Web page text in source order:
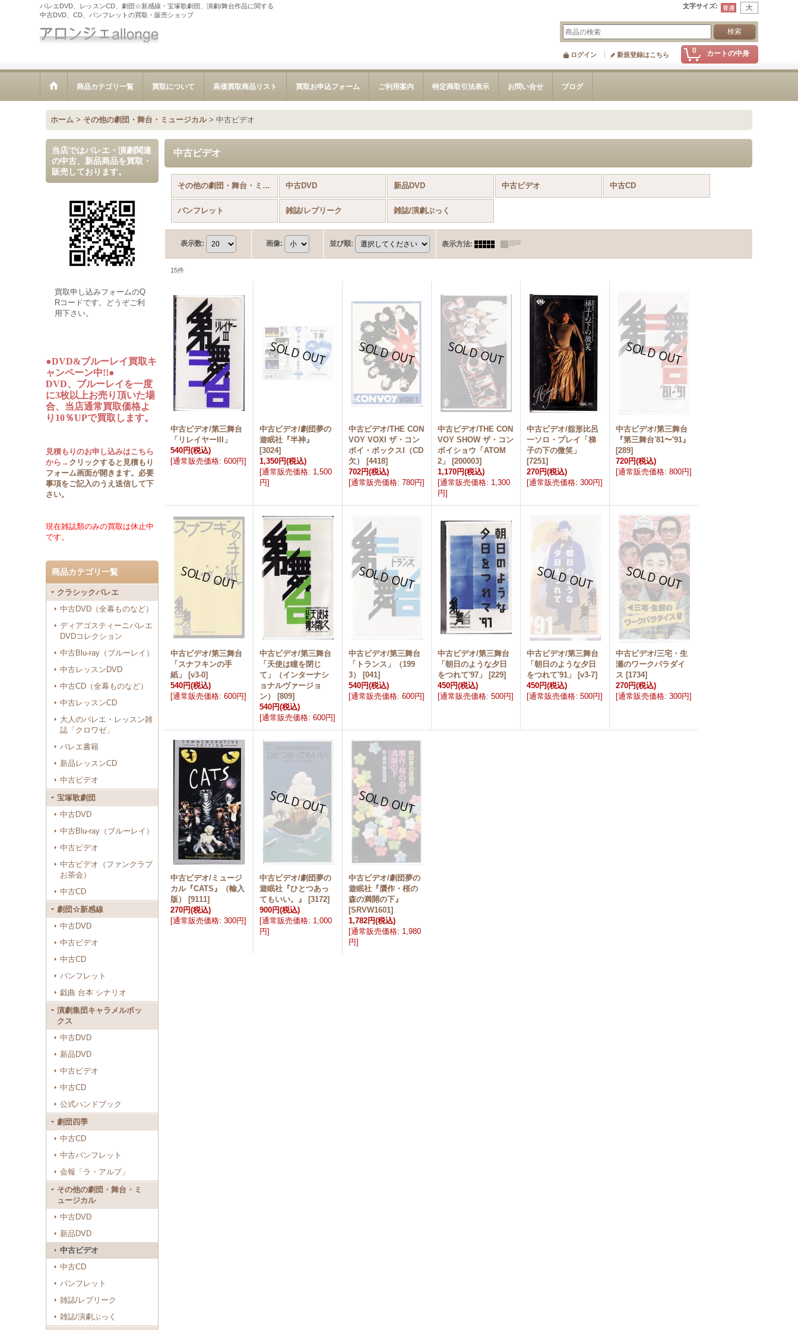
バレエDVD、レッスンCD、劇団☆新感線・宝塚歌劇団、演劇/舞台作品に関する
中古DVD、CD、パンフレットの買取・販売ショップ
文字サイズ:
0 カートの中身
ログイン 新規登録はこちら
商品カテゴリ一覧 買取について 高価買取商品リスト 買取お申込フォーム ご利用案内 特定商取引法表示 お問い合せ ブログ
ホーム > その他の劇団・舞台・ミュージカル > 中古ビデオ
当店ではバレエ・演劇関連
の中古、新品商品を買取・
販売しております。
買取申し込みフォームのQ
Rコードです。どうぞご利
用下さい。
●DVD&ブルーレイ買取キ
ャンペーン中!!●
DVD、ブルーレイを一度
に3枚以上お売り頂いた場
合、当店通常買取価格よ
り10％UPで買取します。
見積もりのお申し込みはこちら
から→ クリックすると見積もり
フォーム画面が開きます。必要
事項をご記入のうえ送信して下
さい。
現在雑誌類のみの買取は休止中
です。
商品カテゴリ一覧
クラシックバレエ
中古DVD（全幕ものなど）
ディアゴスティーニバレエ
DVDコレクション
中古Blu-ray（ブルーレイ）
中古レッスンDVD
中古CD（全幕ものなど）
中古レッスンCD
大人のバレエ・レッスン雑
誌「クロワゼ」
バレエ書籍
新品レッスンCD
中古ビデオ
宝塚歌劇団
中古DVD
中古Blu-ray（ブルーレイ）
中古ビデオ
中古ビデオ（ファンクラブ
お茶会）
中古CD
劇団☆新感線
中古DVD
中古ビデオ
中古CD
パンフレット
戯曲 台本 シナリオ
演劇集団キャラメルボッ
クス
中古DVD
新品DVD
中古ビデオ
中古CD
公式ハンドブック
劇団四季
中古CD
中古パンフレット
会報「ラ・アルプ」
その他の劇団・舞台・ミ
ュージカル
中古DVD
新品DVD
中古ビデオ
中古CD
パンフレット
雑誌/レプリーク
雑誌/演劇ぶっく
中古ビデオ
その他の劇団・舞台・ミュージカル (全商品) 中古DVD 新品DVD 中古ビデオ 中古CD
パンフレット 雑誌/レプリーク 雑誌/演劇ぶっく
表示数: 画像: 並び順: 表示方法:
15件
中古ビデオ/第三舞台
「リレイヤーIII」
540円(税込)
[通常販売価格: 600円]
中古ビデオ/劇団夢の
遊眠社『半神』
[3024]
1,350円(税込)
[通常販売価格: 1,500
円]
中古ビデオ/THE CON
VOY VOXI ザ・コン
ボイ・ボックスI（CD
欠）
[4418]
702円(税込)
[通常販売価格: 780円]
中古ビデオ/THE CON
VOY SHOW ザ・コン
ボイショウ「ATOM
2」
[200003]
1,170円(税込)
[通常販売価格: 1,300
円]
中古ビデオ/舘形比呂
一ソロ・プレイ「梯
子の下の微笑」
[7251]
270円(税込)
[通常販売価格: 300円]
中古ビデオ/第三舞台
『第三舞台'81〜'91』
[289]
720円(税込)
[通常販売価格: 800円]
中古ビデオ/第三舞台
「スナフキンの手
紙」
[v3-0]
540円(税込)
[通常販売価格: 600円]
中古ビデオ/第三舞台
「天使は瞳を閉じ
て」（インターナシ
ョナルヴァージョ
ン）
[809]
540円(税込)
[通常販売価格: 600円]
中古ビデオ/第三舞台
「トランス」（199
3）
[041]
540円(税込)
[通常販売価格: 600円]
中古ビデオ/第三舞台
「朝日のような夕日
をつれて'97」
[229]
450円(税込)
[通常販売価格: 500円]
中古ビデオ/第三舞台
「朝日のような夕日
をつれて'91」
[v3-7]
450円(税込)
[通常販売価格: 500円]
中古ビデオ/三宅・生
瀬のワークパラダイ
ス [1734]
270円(税込)
[通常販売価格: 300円]
中古ビデオ/ミュージ
カル『CATS』（輸入
版）
[9111]
270円(税込)
[通常販売価格: 300円]
中古ビデオ/劇団夢の
遊眠社『ひとつあっ
てもいい。』
[3172]
900円(税込)
[通常販売価格: 1,000
円]
中古ビデオ/劇団夢の
遊眠社『贋作・桜の
森の満開の下』
[SRVW1601]
1,782円(税込)
[通常販売価格: 1,980
円]